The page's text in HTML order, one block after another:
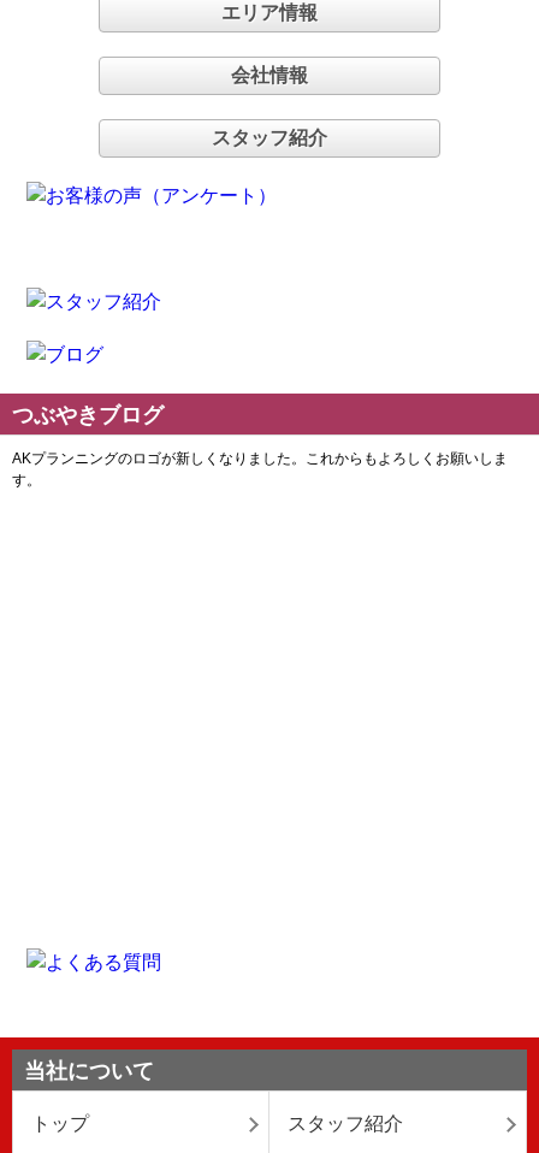
エリア情報
会社情報
スタッフ紹介
つぶやきブログ
当社について
トップ スタッフ紹介